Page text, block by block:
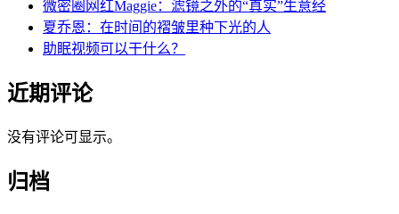
微密圈网红Maggie：滤镜之外的“真实”生意经
夏乔恩：在时间的褶皱里种下光的人
助眠视频可以干什么？
近期评论
没有评论可显示。
归档